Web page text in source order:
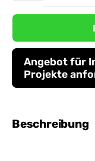
Angebot für
Projekte
Beschreibung